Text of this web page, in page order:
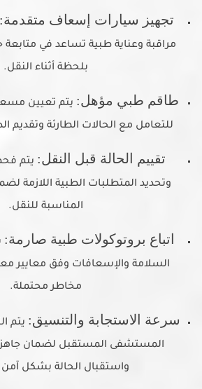
تجهيز سيارات إسعاف متقدمة:
مراقبة وعناية طبية تساعد في
بلحظة أثناء النقل.
طاقم طبي مؤهل: يتم تعيين
للتعامل مع الحالات الطارئة وتقديم
تقييم الحالة قبل النقل: يتم
وتحديد المتطلبات الطبية اللازمة
المناسبة للنقل.
اتباع بروتوكولات طبية صارمة:
السلامة والإسعافات وفق معايير
مخاطر محتملة.
سرعة الاستجابة والتنسيق: يتم
المستشفى المستقبل لضمان
واستقبال الحالة بشكل